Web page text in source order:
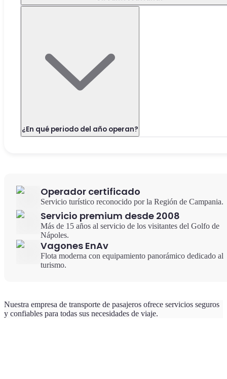
¿En qué periodo del año operan?
Operador certificado
Servicio turístico reconocido por la Región de Campania.
Servicio premium desde 2008
Más de 15 años al servicio de los visitantes del Golfo de
Nápoles.
Vagones EnAv
Flota moderna con equipamiento panorámico dedicado al
turismo.
Nuestra empresa de transporte de pasajeros ofrece servicios seguros
y confiables para todas sus necesidades de viaje.